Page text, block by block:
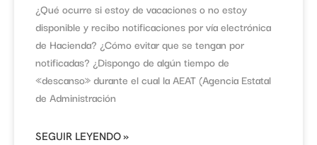
¿Qué ocurre si estoy de vacaciones o no estoy
disponible y recibo notificaciones por vía electrónica
de Hacienda? ¿Cómo evitar que se tengan por
notificadas? ¿Dispongo de algún tiempo de
«descanso» durante el cual la AEAT (Agencia Estatal
de Administración
SEGUIR LEYENDO »